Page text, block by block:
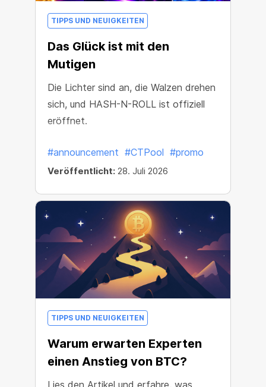
TIPPS UND NEUIGKEITEN
Das Glück ist mit den
Mutigen
Die Lichter sind an, die Walzen drehen
sich, und HASH-N-ROLL ist offiziell
eröffnet.
#announcement #CTPool #promo
Veröffentlicht: 28. Juli 2026
TIPPS UND NEUIGKEITEN
Warum erwarten Experten
einen Anstieg von BTC?
Lies den Artikel und erfahre, was